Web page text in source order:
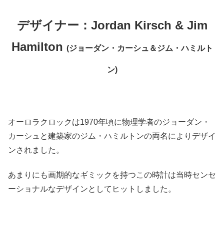
デザイナー：Jordan Kirsch & Jim
Hamilton (ジョーダン・カーシュ＆ジム・ハミルト
ン)
オーロラクロックは1970年頃に物理学者のジョーダン・
カーシュと建築家のジム・ハミルトンの両名によりデザイ
ンされました。
あまりにも画期的なギミックを持つこの時計は当時センセ
ーショナルなデザインとしてヒットしました。